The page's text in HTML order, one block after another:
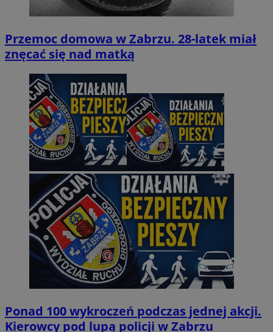
Przemoc domowa w Zabrzu. 28-latek miał
znęcać się nad matką
Ponad 100 wykroczeń podczas jednej akcji.
Kierowcy pod lupą policji w Zabrzu